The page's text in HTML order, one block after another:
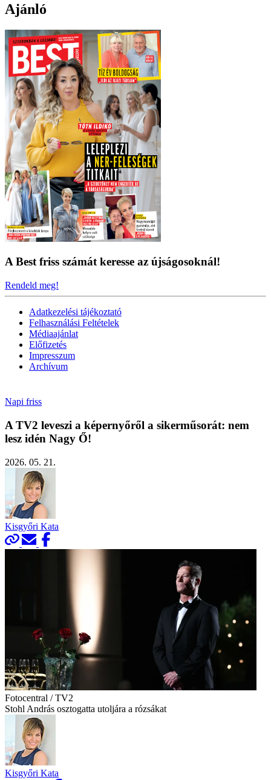
Ajánló
A Best friss számát keresse az újságosoknál!
Rendeld meg!
Adatkezelési tájékoztató
Felhasználási Feltételek
Médiaajánlat
Előfizetés
Impresszum
Archívum
Napi friss
A TV2 leveszi a képernyőről a sikerműsorát: nem
lesz idén Nagy Ő!
2026. 05. 21.
Kisgyőri Kata
Fotocentral / TV2
Stohl András osztogatta utoljára a rózsákat
Kisgyőri Kata